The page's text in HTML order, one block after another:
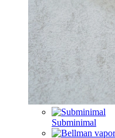
Subminimal